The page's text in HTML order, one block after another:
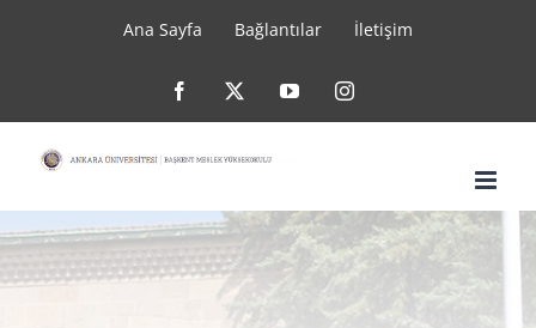
Ana Sayfa Bağlantılar İletişim
Facebook YouTubeInstagram